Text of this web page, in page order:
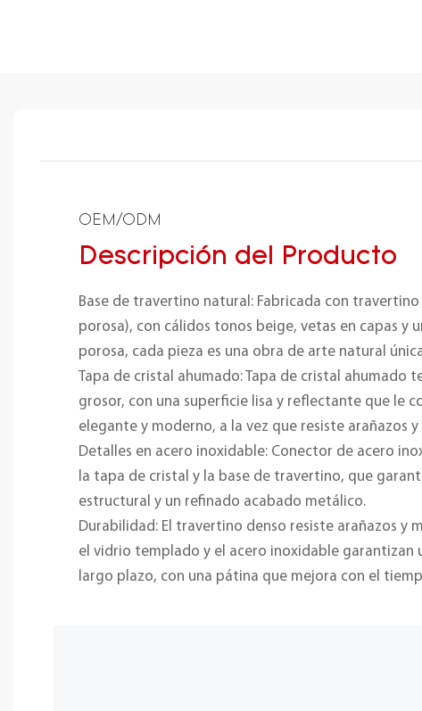
OEM/ODM
Descripción del Producto
Base de travertino natural: Fabricada con
porosa), con cálidos tonos beige, vetas en capas y
porosa, cada pieza es una obra de arte natural
Tapa de cristal ahumado: Tapa de cristal ahumado
grosor, con una superficie lisa y reflectante que le
elegante y moderno, a la vez que resiste arañazos y
Detalles en acero inoxidable: Conector de acero
la tapa de cristal y la base de travertino, que
estructural y un refinado acabado metálico.
Durabilidad: El travertino denso resiste arañazos y
el vidrio templado y el acero inoxidable garantizan
largo plazo, con una pátina que mejora con el